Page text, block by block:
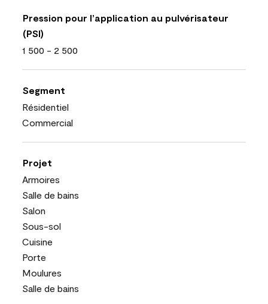
Pression pour l’application au pulvérisateur
(PSI)
1 500 - 2 500
Segment
Résidentiel
Commercial
Projet
Armoires
Salle de bains
Salon
Sous-sol
Cuisine
Porte
Moulures
Salle de bains